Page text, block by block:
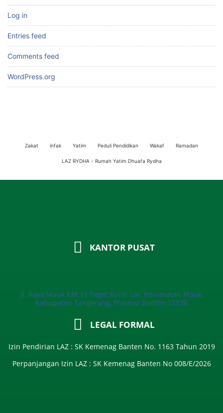
Log in
Entries feed
Comments feed
WordPress.org
Zakat infak Yatim Peduli Pendidikan Wakaf Ramadan
LAZ RYDHA - Rumah Yatim Dhuafa Rydha
KANTOR PUSAT
Jl. Raya Mauk KM.19 Tegal Kunir Lor, Kecamatan Mauk,
Kabupaten Tangerang, Provinsi Banten 15530
LEGAL FORMAL
Izin Pendirian LAZ : SK Kemenag Banten No. 1163 Tahun 2019
Perpanjangan Izin LAZ : SK Kemenag Banten No 008/E/2026​